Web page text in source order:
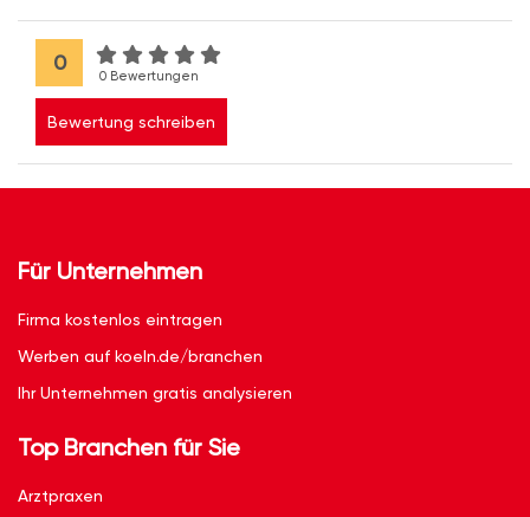
0
0 Bewertungen
Bewertung schreiben
Für Unternehmen
Firma kostenlos eintragen
Werben auf koeln.de/branchen
Ihr Unternehmen gratis analysieren
Top Branchen für Sie
Arztpraxen